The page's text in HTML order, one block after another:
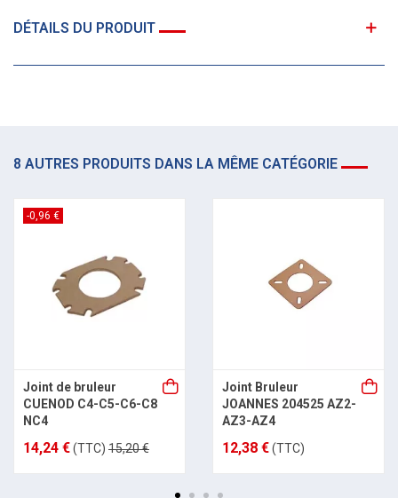
DÉTAILS DU PRODUIT
8 AUTRES PRODUITS DANS LA MÊME CATÉGORIE
-0,96 €
Joint de bruleur
CUENOD C4-C5-C6-C8
NC4
14,24 €(TTC) 15,20 €
Joint Bruleur
JOANNES 204525 AZ2-
AZ3-AZ4
12,38 €(TTC)